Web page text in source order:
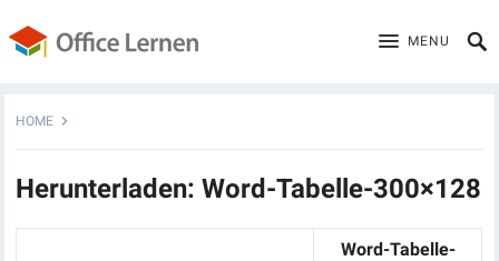
MENU
HOME
Herunterladen: Word-Tabelle-300×128
Word-Tabelle-